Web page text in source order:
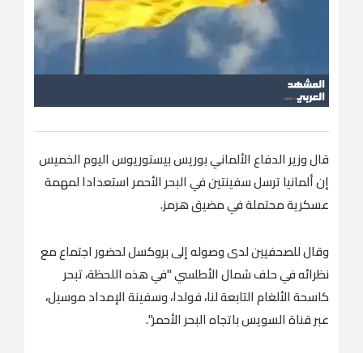
قال وزير الدفاع ​الألماني بوريس بيستوريوس اليوم الخميس
إن ألمانيا ترسل سفينتين في البحر الأحمر استعدادا لمهمة
‌عسكرية ‌محتملة ​في ‌مضيق ⁠هرمز.
وقال ​للصحفيين لدى ⁠وصوله إلى بروكسل لحضور اجتماع مع
نظرائه في حلف شمال ⁠الأطلسي "في هذه اللحظة، ‌تبحر
‌كاسحة ​الألغام ‌التابعة لنا، فولدا، وسفينة ‌الإمداد موسيل،
عبر قناة السويس باتجاه البحر الأحمر".